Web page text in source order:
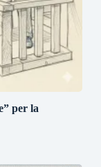
per la